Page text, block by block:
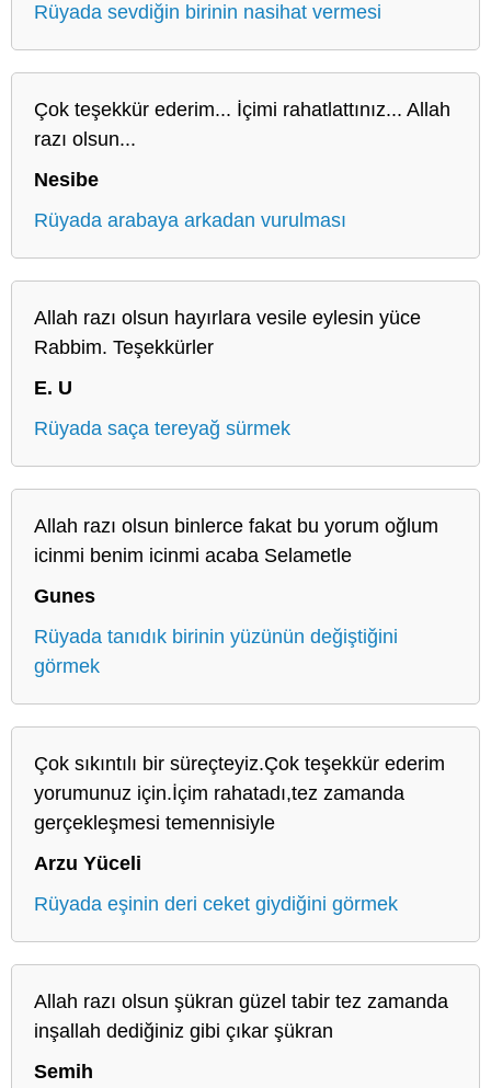
Rüyada sevdiğin birinin nasihat vermesi
Çok teşekkür ederim... İçimi rahatlattınız... Allah
razı olsun...
Nesibe
Rüyada arabaya arkadan vurulması
Allah razı olsun hayırlara vesile eylesin yüce
Rabbim. Teşekkürler
E. U
Rüyada saça tereyağ sürmek
Allah razı olsun binlerce fakat bu yorum oğlum
icinmi benim icinmi acaba Selametle
Gunes
Rüyada tanıdık birinin yüzünün değiştiğini
görmek
Çok sıkıntılı bir süreçteyiz.Çok teşekkür ederim
yorumunuz için.İçim rahatadı,tez zamanda
gerçekleşmesi temennisiyle
Arzu Yüceli
Rüyada eşinin deri ceket giydiğini görmek
Allah razı olsun şükran güzel tabir tez zamanda
inşallah dediğiniz gibi çıkar şükran
Semih